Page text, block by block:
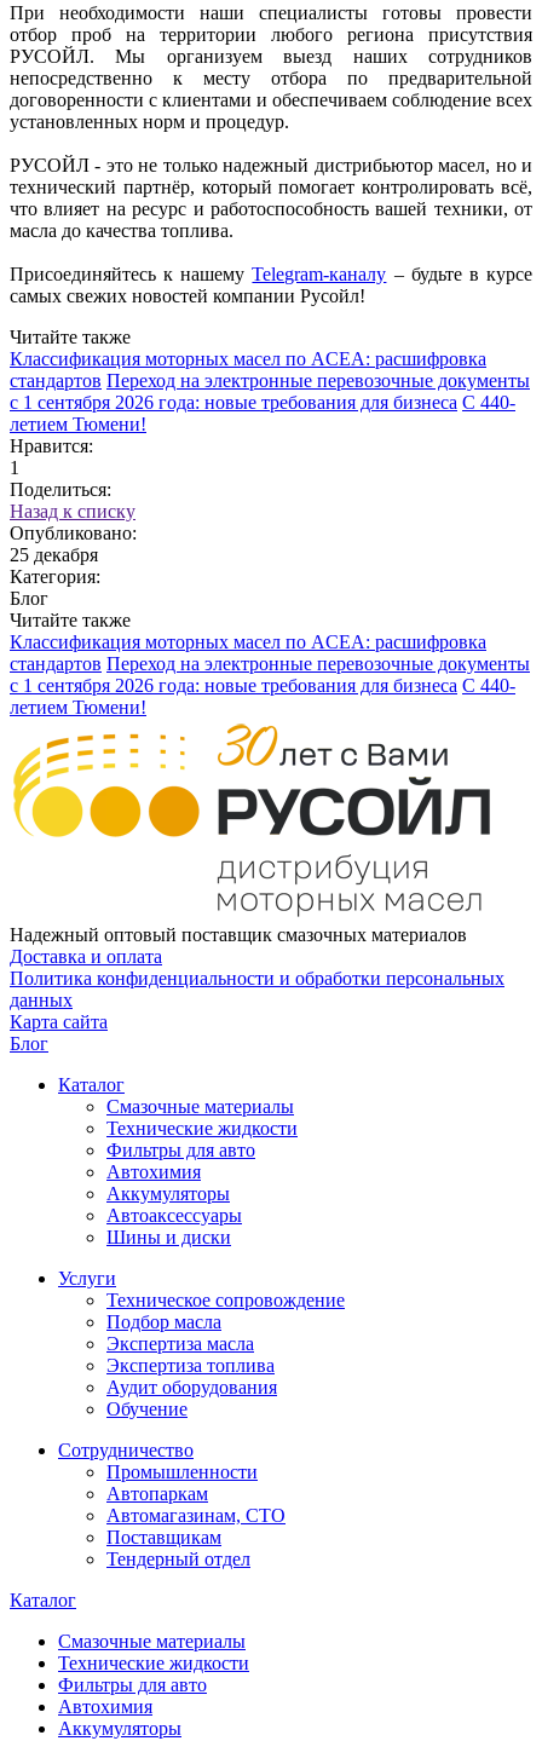
При необходимости наши специалисты готовы провести
отбор проб на территории любого региона присутствия
РУСОЙЛ. Мы организуем выезд наших сотрудников
непосредственно к месту отбора по предварительной
договоренности с клиентами и обеспечиваем соблюдение всех
установленных норм и процедур.
РУСОЙЛ - это не только надежный дистрибьютор масел, но и
технический партнёр, который помогает контролировать всё,
что влияет на ресурс и работоспособность вашей техники, от
масла до качества топлива.
Присоединяйтесь к нашемуTelegram-каналу – будьте в курсе
самых свежих новостей компании Русойл!
Читайте также
Классификация моторных масел по ACEA: расшифровка
стандартов Переход на электронные перевозочные документы
с 1 сентября 2026 года: новые требования для бизнеса С 440-
летием Тюмени!
Нравится:
1
Поделиться:
Назад к списку
Опубликовано:
25 декабря
Категория:
Блог
Читайте также
Классификация моторных масел по ACEA: расшифровка
стандартов Переход на электронные перевозочные документы
с 1 сентября 2026 года: новые требования для бизнеса С 440-
летием Тюмени!
Надежный оптовый поставщик смазочных материалов
Доставка и оплата
Политика конфиденциальности и обработки персональных
данных
Карта сайта
Блог
Каталог
Смазочные материалы
Технические жидкости
Фильтры для авто
Автохимия
Аккумуляторы
Автоаксессуары
Шины и диски
Услуги
Техническое сопровождение
Подбор масла
Экспертиза масла
Экспертиза топлива
Аудит оборудования
Обучение
Сотрудничество
Промышленности
Автопаркам
Автомагазинам, СТО
Поставщикам
Тендерный отдел
Каталог
Смазочные материалы
Технические жидкости
Фильтры для авто
Автохимия
Аккумуляторы